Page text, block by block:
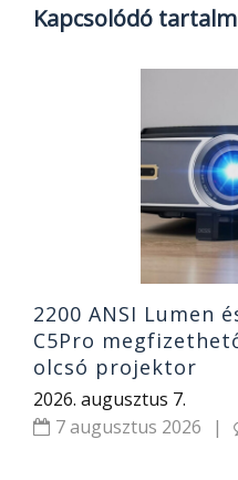
Kapcsolódó
2200 ANSI Lumen
C5Pro
olcsó projektor
2026. augusztus 7.
7 augusztus 2026
|